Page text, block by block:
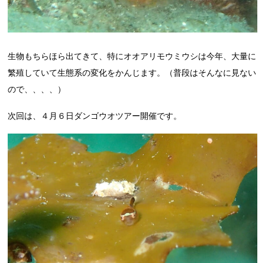
生物もちらほら出てきて、特にオオアリモウミウシは今年、大量に
繁殖していて生態系の変化をかんじます。（普段はそんなに見ない
ので、、、、）
次回は、４月６日ダンゴウオツアー開催です。